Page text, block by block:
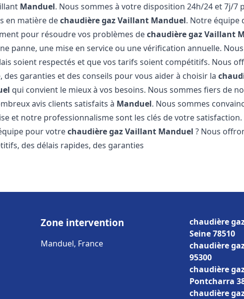
Manduel. Nous sommes à votre disposition 24h/24 et 7j/7
en matière dechaudière gaz Vaillant Manduel. Notre équipe
pour résoudre vos problèmes dechaudière gaz Vaillant
panne, une mise en service ou une vérification annuelle.
soient respectés et que vos tarifs soient compétitifs. Nous
des garanties et des conseils pour vous aider à choisir la
qui convient le mieux à vos besoins. Nous sommes fiers de
avis clients satisfaits à Manduel. Nous sommes
et notre professionnalisme sont les clés de votre
pour votrechaudière gaz Vaillant Manduel ? Nous
des délais rapides, des garanties
Zone intervention
Manduel, France
chaudière
Seine 78510
chaudière
95300
chaudière
Pontcharra
chaudière